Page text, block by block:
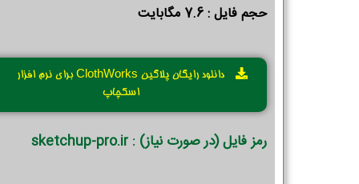
حجم فایل : 7.6 مگابایت
دانلود رایگان پلاگین ClothWorks برای نرم افزار
اسکچاپ
رمز فایل (در صورت نیاز) : sketchup-pro.ir